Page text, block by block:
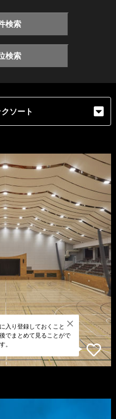
検索
検索
ソート
入り登録しておくこと
でまとめて見ることがで
。